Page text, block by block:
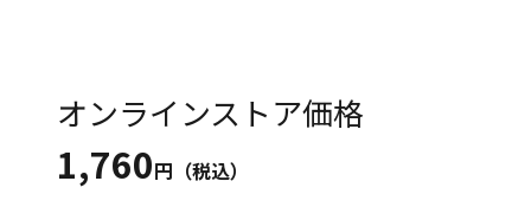
オンラインストア価格
1,760円（税込）